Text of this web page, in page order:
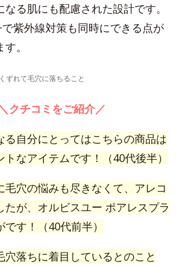
る肌にも配慮された設計です。
で紫外線対策も同時にできる点が
。
ずれて毛穴に落ちること
＼クチコミをご紹介／
る自分にとってはこちらの商品は
なアイテムです！（40代後半）
毛穴の悩みも尽きなくて、アレコ
たが、オルビスユー ポアレスプラ
す！（40代前半）
穴落ちに着目しているとのこと